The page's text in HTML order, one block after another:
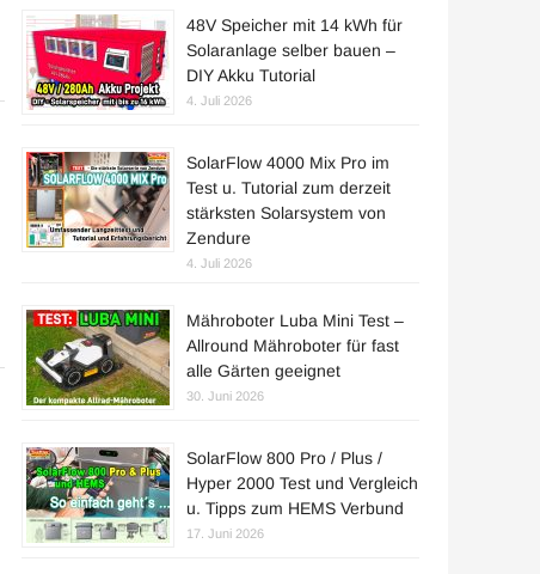
48V Speicher mit 14 kWh für
Solaranlage selber bauen –
DIY Akku Tutorial
4. Juli 2026
SolarFlow 4000 Mix Pro im
Test u. Tutorial zum derzeit
stärksten Solarsystem von
Zendure
4. Juli 2026
Mähroboter Luba Mini Test –
Allround Mähroboter für fast
alle Gärten geeignet
30. Juni 2026
SolarFlow 800 Pro / Plus /
Hyper 2000 Test und Vergleich
u. Tipps zum HEMS Verbund
17. Juni 2026